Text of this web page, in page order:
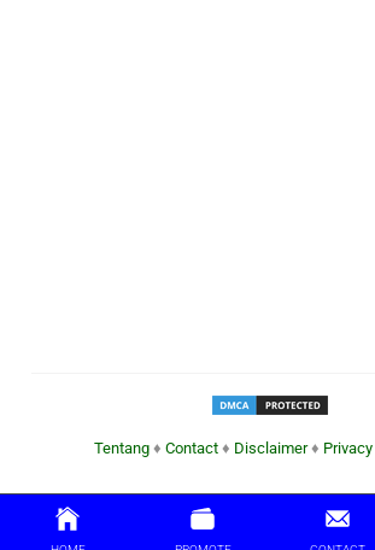
Tentang ♦ Contact ♦ Disclaimer♦ Privacy